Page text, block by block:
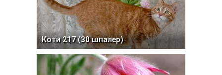
Коти 217 (30 шпалер)